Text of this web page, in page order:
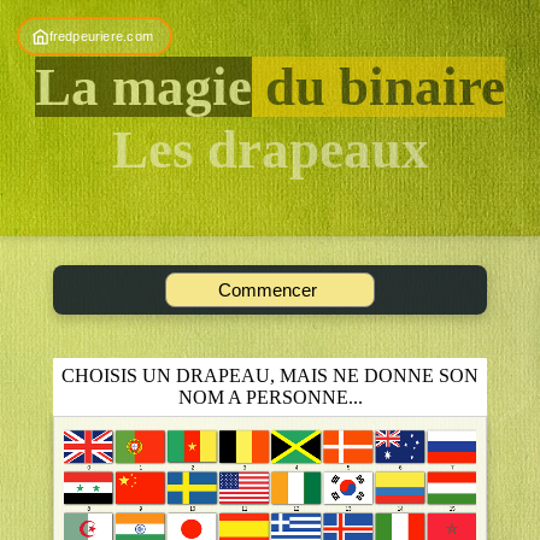
fredpeuriere.com
La magie du binaire
Les drapeaux
Commencer
CHOISIS UN DRAPEAU, MAIS NE DONNE SON
NOM A PERSONNE...
A
l
g
o
r
i
t
h
s